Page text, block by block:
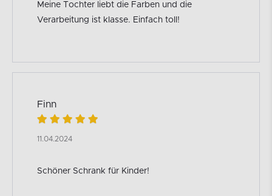
Meine Tochter liebt die Farben und die
Verarbeitung ist klasse. Einfach toll!
Finn
11.04.2024
Schöner Schrank für Kinder!